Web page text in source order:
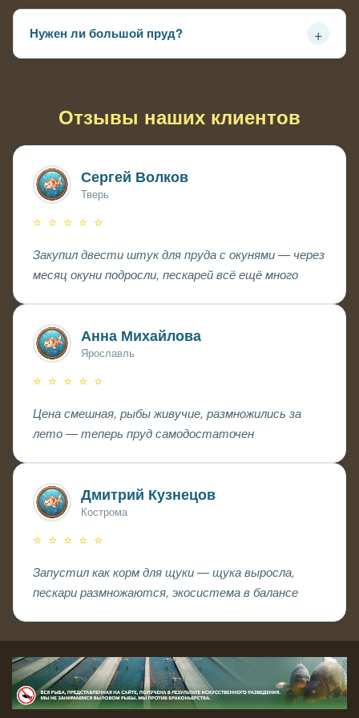
Нужен ли большой пруд? +
Отзывы наших клиентов
Сергей Волков
Тверь
⭐ ⭐ ⭐ ⭐ ⭐
Закупил двести штук для пруда с окунями — через
месяц окуни подросли, пескарей всё ещё много
Анна Михайлова
Ярославль
⭐ ⭐ ⭐ ⭐ ⭐
Цена смешная, рыбы живучие, размножились за
лето — теперь пруд самодостаточен
Дмитрий Кузнецов
Кострома
⭐ ⭐ ⭐ ⭐ ⭐
Запустил как корм для щуки — щука выросла,
пескари размножаются, экосистема в балансе